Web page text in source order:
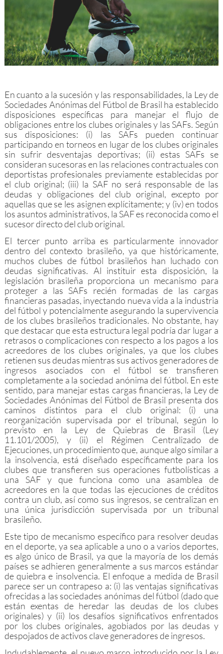
En cuanto a la sucesión y las responsabilidades, la Ley de
Sociedades Anónimas del Fútbol de Brasil ha establecido
disposiciones específicas para manejar el flujo de
obligaciones entre los clubes originales y las SAFs. Según
sus disposiciones: (i) las SAFs pueden continuar
participando en torneos en lugar de los clubes originales
sin sufrir desventajas deportivas; (ii) estas SAFs se
consideran sucesoras en las relaciones contractuales con
deportistas profesionales previamente establecidas por
el club original; (iii) la SAF no será responsable de las
deudas y obligaciones del club original, excepto por
aquellas que se les asignen explícitamente; y (iv) en todos
los asuntos administrativos, la SAF es reconocida como el
sucesor directo del club original.
El tercer punto arriba es particularmente innovador
dentro del contexto brasileño, ya que históricamente,
muchos clubes de fútbol brasileños han luchado con
deudas significativas. Al instituir esta disposición, la
legislación brasileña proporciona un mecanismo para
proteger a las SAFs recién formadas de las cargas
financieras pasadas, inyectando nueva vida a la industria
del fútbol y potencialmente asegurando la supervivencia
de los clubes brasileños tradicionales. No obstante, hay
que destacar que esta estructura legal podría dar lugar a
retrasos o complicaciones con respecto a los pagos a los
acreedores de los clubes originales, ya que los clubes
retienen sus deudas mientras sus activos generadores de
ingresos asociados con el fútbol se transfieren
completamente a la sociedad anónima del fútbol. En este
sentido, para manejar estas cargas financieras, la Ley de
Sociedades Anónimas del Fútbol de Brasil presenta dos
caminos distintos para el club original: (i) una
reorganización supervisada por el tribunal, según lo
previsto en la Ley de Quiebras de Brasil (Ley
11.101/2005), y (ii) el Régimen Centralizado de
Ejecuciones, un procedimiento que, aunque algo similar a
la insolvencia, está diseñado específicamente para los
clubes que transfieren sus operaciones futbolísticas a
una SAF y que funciona como una asamblea de
acreedores en la que todas las ejecuciones de créditos
contra un club, así como sus ingresos, se centralizan en
una única jurisdicción supervisada por un tribunal
brasileño.
Este tipo de mecanismo específico para resolver deudas
en el deporte, ya sea aplicable a uno o a varios deportes,
es algo único de Brasil, ya que la mayoría de los demás
países se adhieren generalmente a sus marcos estándar
de quiebra e insolvencia. El enfoque a medida de Brasil
parece ser un contrapeso a: (i) las ventajas significativas
ofrecidas a las sociedades anónimas del fútbol (dado que
están exentas de heredar las deudas de los clubes
originales) y (ii) los desafíos significativos enfrentados
por los clubes originales, agobiados por las deudas y
despojados de activos clave generadores de ingresos.